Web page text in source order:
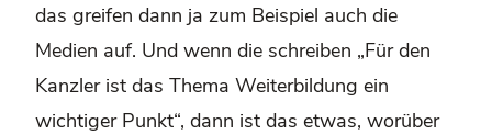
das greifen dann ja zum Beispiel auch die
Medien auf. Und wenn die schreiben „Für den
Kanzler ist das Thema Weiterbildung ein
wichtiger Punkt“, dann ist das etwas, worüber